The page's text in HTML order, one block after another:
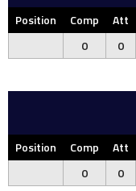
Position Comp Att
0
0
Position Comp Att
0
0